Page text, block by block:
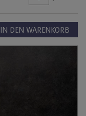
IN DEN WARENKORB